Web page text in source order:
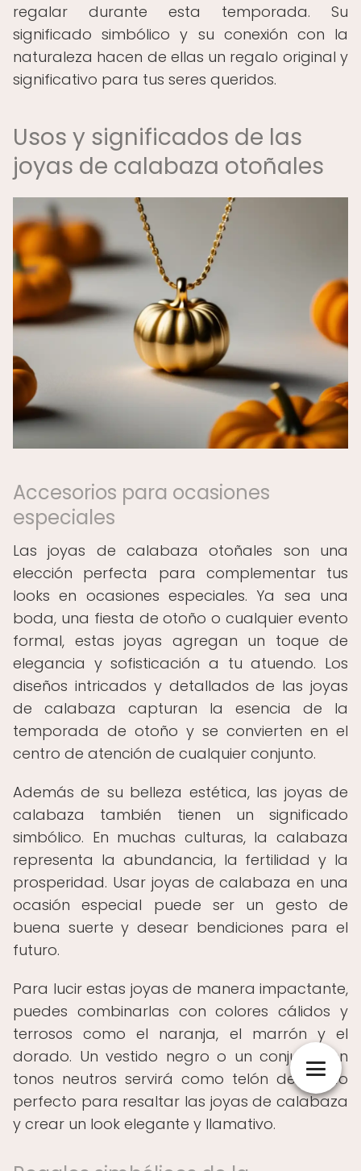
regalar durante esta temporada. Su
significado simbólico y su conexión con la
naturaleza hacen de ellas un regalo original y
significativo para tus seres queridos.
Usos y significados de las
joyas de calabaza otoñales
Accesorios para ocasiones
especiales
Las joyas de calabaza otoñales son una
elección perfecta para complementar tus
looks en ocasiones especiales. Ya sea una
boda, una fiesta de otoño o cualquier evento
formal, estas joyas agregan un toque de
elegancia y sofisticación a tu atuendo. Los
diseños intricados y detallados de las joyas
de calabaza capturan la esencia de la
temporada de otoño y se convierten en el
centro de atención de cualquier conjunto.
Además de su belleza estética, las joyas de
calabaza también tienen un significado
simbólico. En muchas culturas, la calabaza
representa la abundancia, la fertilidad y la
prosperidad. Usar joyas de calabaza en una
ocasión especial puede ser un gesto de
buena suerte y desear bendiciones para el
futuro.
Para lucir estas joyas de manera impactante,
puedes combinarlas con colores cálidos y
terrosos como el naranja, el marrón y el
dorado. Un vestido negro o un conjunto en
tonos neutros servirá como telón de fondo
perfecto para resaltar las joyas de calabaza
y crear un look elegante y llamativo.